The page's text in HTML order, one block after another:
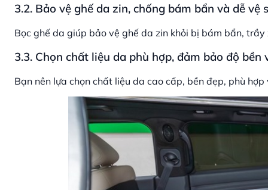
3.2. Bảo vệ ghế da zin, chống bám bẩn và dễ vệ
Bọc ghế da giúp bảo vệ ghế da zin khỏi bị bám bẩn,
3.3. Chọn chất liệu da phù hợp, đảm bảo độ bền
Bạn nên lựa chọn chất liệu da cao cấp, bền đẹp, phù